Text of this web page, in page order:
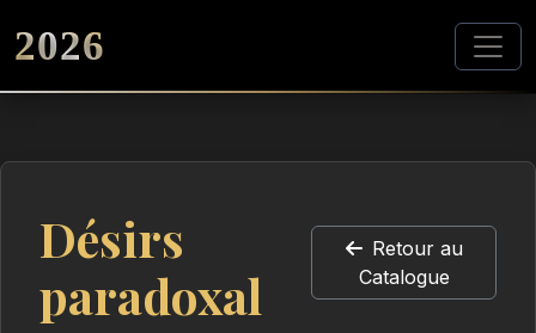
2026
Désirs
paradoxal
Retour au
Catalogue